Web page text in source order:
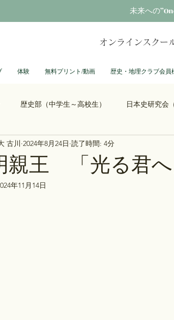
未来への
オンラインスクー
体験 無料プリント/動画 歴史・地理クラブ会員
歴史部（中学生～高校生） 日本史研究会
ぼう 光る君へ 鎌倉殿の13人
の世界史ch
親王 「光る君へ
古川 2024年8月24日 読了時間: 4分
年11月14日